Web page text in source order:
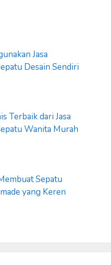
Jasa
Desain Sendiri
Terbaik dari Jasa
Wanita Murah
Sepatu
yang Keren